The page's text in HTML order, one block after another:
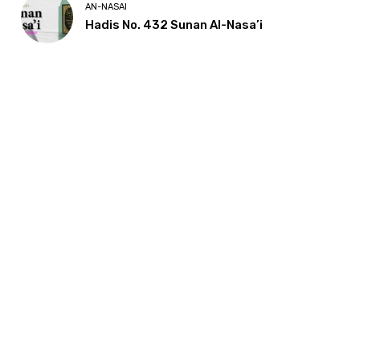
AN-NASAI
Hadis No. 432 Sunan Al-Nasa’i